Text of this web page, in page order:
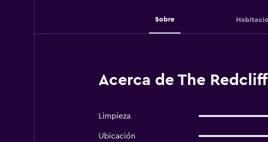
Sobre
Acerca de The
Limpieza
Ubicación